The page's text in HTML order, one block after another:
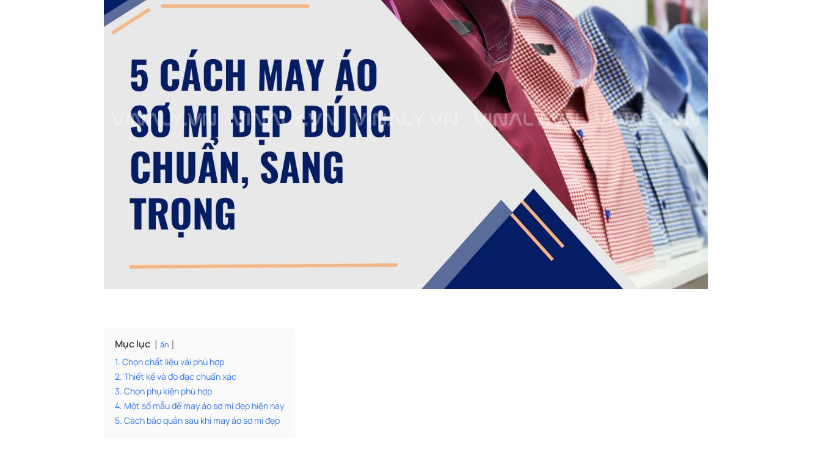
Mục lục ẩn
1. Chọn chất liệu vải phù hợp
2. Thiết kế và đo đạc chuẩn xác
3. Chọn phụ kiện phù hợp
4. Một số mẫu để may áo sơ mi đẹp hiện nay
5. Cách bảo quản sau khi may áo sơ mi đẹp